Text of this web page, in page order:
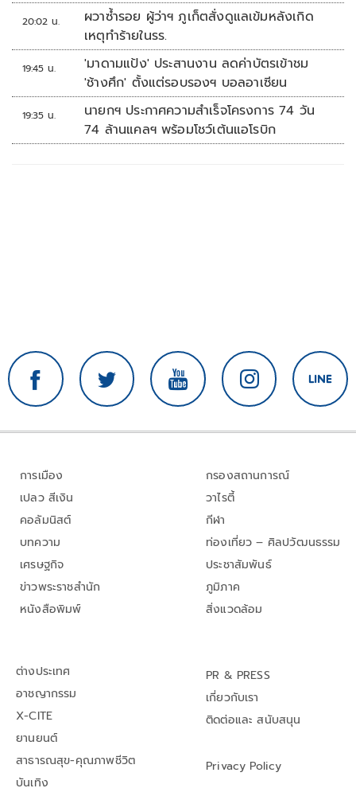
20:02 น.
ผวาซ้ำรอย ผู้ว่าฯ ภูเก็ตสั่งดูแลเข้มหลังเกิด
เหตุทำร้ายในรร.
19:45 น.
'มาดามแป้ง' ประสานงาน ลดค่าบัตรเข้าชม
'ช้างศึก' ตั้งแต่รอบรองฯ บอลอาเซียน
19:35 น.
นายกฯ ประกาศความสำเร็จโครงการ 74 วัน
74 ล้านแคลฯ พร้อมโชว์เต้นแอโรบิก
การเมือง
เปลว สีเงิน
คอลัมนิสต์
บทความ
เศรษฐกิจ
ข่าวพระราชสำนัก
หนังสือพิมพ์
กรองสถานการณ์
วาไรตี้
กีฬา
ท่องเที่ยว – ศิลปวัฒนธรรม
ประชาสัมพันธ์
ภูมิภาค
สิ่งแวดล้อม
ต่างประเทศ
อาชญากรรม
X-CITE
ยานยนต์
สาธารณสุข-คุณภาพชีวิต
บันเทิง
PR & PRESS
เกี่ยวกับเรา
ติดต่อและ สนับสนุน
Privacy Policy